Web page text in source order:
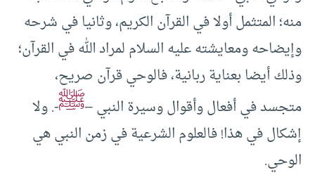
منه؛ المتثمل أولا في القرآن الكريم، وثانيا في شرحه
وإيضاحه ومعايشته عليه السلام لمراد الله في القرآن؛
وذلك أيضا بعناية ربانية، فالوحي قرآن صريح،
متجسد في أفعال وأقوال وسيرة النبي –ﷺ-. ولا
إشكال في هذا! فالعلوم الشرعية في زمن النبي هي
الوحي.